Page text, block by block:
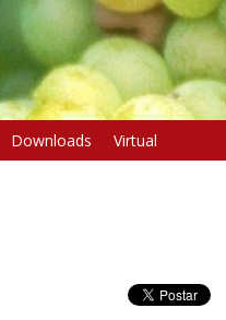
Downloads Virtual